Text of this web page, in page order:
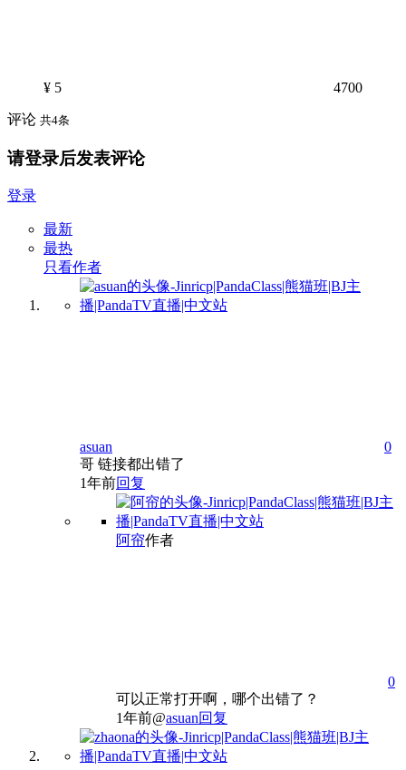
¥ 5 4700
评论 共4条
请登录后发表评论
登录
最新
最热
只看作者
asuan
0
哥 链接都出错了
1年前回复
阿帘作者
0
可以正常打开啊，哪个出错了？
1年前@asuan回复